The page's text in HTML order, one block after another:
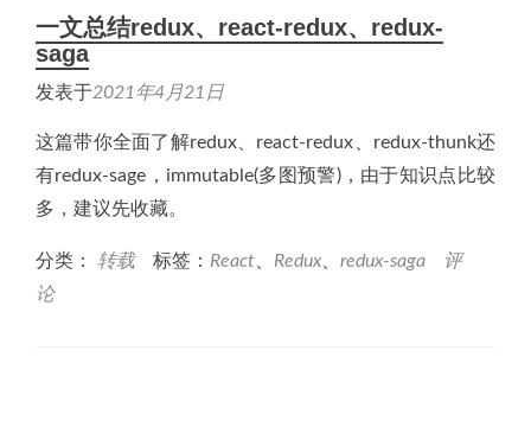
一文总结redux、react-redux、redux-
saga
发表于2021年4月21日
这篇带你全面了解redux、react-redux、redux-thunk还
有redux-sage，immutable(多图预警)，由于知识点比较
多，建议先收藏。
分类： 转载 标签： React Redux redux-saga
评
论